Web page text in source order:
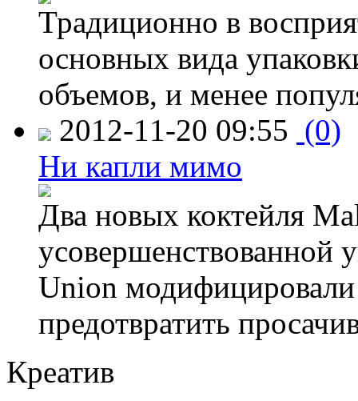
Традиционно в
основных вида
объемов, и менее
2012-11-20 09:55 (0)
Ни капли мимо
Два новых коктейля
усовершенствованной
Union модифицировали
предотвратить
Креатив